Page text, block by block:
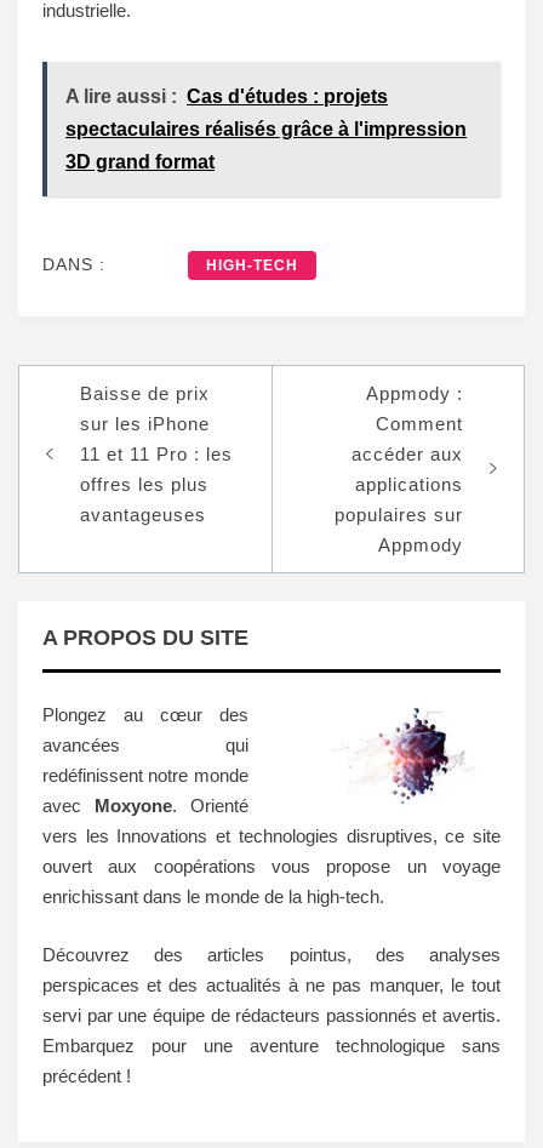
industrielle.
A lire aussi : Cas d'études : projets
spectaculaires réalisés grâce à l'impression
3D grand format
DANS : HIGH-TECH
Navigation
l’article
Baisse de prix
sur les iPhone
11 et 11 Pro : les
offres les plus
avantageuses
Appmody :
Comment
accéder aux
applications
populaires sur
Appmody
A PROPOS DU SITE
Plongez au cœur des
avancées qui
redéfinissent notre monde
avec Moxyone. Orienté
vers les Innovations et technologies disruptives, ce site
ouvert aux coopérations vous propose un voyage
enrichissant dans le monde de la high-tech.
Découvrez des articles pointus, des analyses
perspicaces et des actualités à ne pas manquer, le tout
servi par une équipe de rédacteurs passionnés et avertis.
Embarquez pour une aventure technologique sans
précédent !